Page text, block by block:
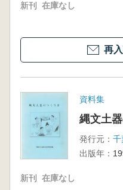
新刊 在庫なし
再
資料集
縄文土
発行元： 千
出版年：
新刊 在庫なし